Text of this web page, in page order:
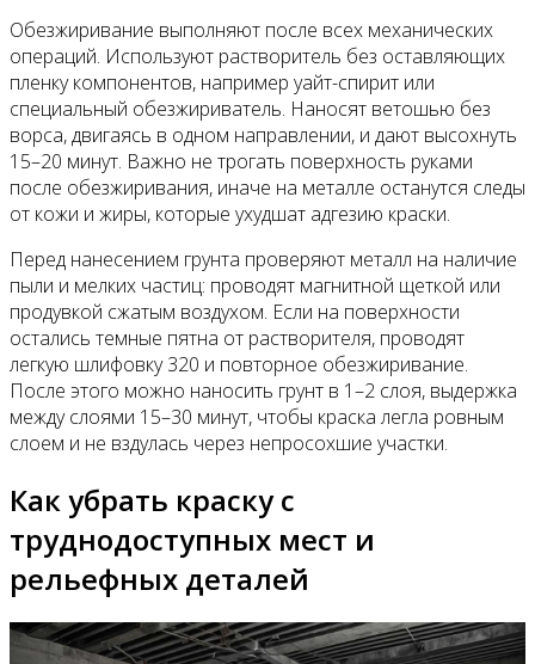
Обезжиривание выполняют после всех механических
операций. Используют растворитель без оставляющих
пленку компонентов, например уайт-спирит или
специальный обезжириватель. Наносят ветошью без
ворса, двигаясь в одном направлении, и дают высохнуть
15–20 минут. Важно не трогать поверхность руками
после обезжиривания, иначе на металле останутся следы
от кожи и жиры, которые ухудшат адгезию краски.
Перед нанесением грунта проверяют металл на наличие
пыли и мелких частиц: проводят магнитной щеткой или
продувкой сжатым воздухом. Если на поверхности
остались темные пятна от растворителя, проводят
легкую шлифовку 320 и повторное обезжиривание.
После этого можно наносить грунт в 1–2 слоя, выдержка
между слоями 15–30 минут, чтобы краска легла ровным
слоем и не вздулась через непросохшие участки.
Как убрать краску с
труднодоступных мест и
рельефных деталей